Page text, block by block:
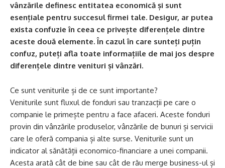
vânzările definesc entitatea economică și sunt
esențiale pentru succesul firmei tale. Desigur, ar putea
exista confuzie în ceea ce privește diferențele dintre
aceste două elemente. În cazul în care sunteți puțin
confuz, puteți afla toate informațiile de mai jos despre
diferențele dintre venituri și vânzări.
Ce sunt veniturile și de ce sunt importante?
Veniturile sunt fluxul de fonduri sau tranzacții pe care o
companie le primește pentru a face afaceri. Aceste fonduri
provin din vânzările produselor, vânzările de bunuri și servicii
care le oferă compania și alte surse. Veniturile sunt un
indicator al sănătății economico-financiare a unei companii.
Acesta arată cât de bine sau cât de rău merge business-ul și